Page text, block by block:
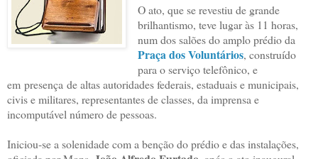
O ato, que se revestiu de grande
brilhantismo, teve lugar às 11 horas,
num dos salões do amplo prédio da
Praça dos Voluntários, construído
para o serviço telefônico, e
em presença de altas autoridades federais, estaduais e municipais,
civis e militares, representantes de classes, da imprensa e
incomputável número de pessoas.
Iniciou-se a solenidade com a benção do prédio e das instalações,